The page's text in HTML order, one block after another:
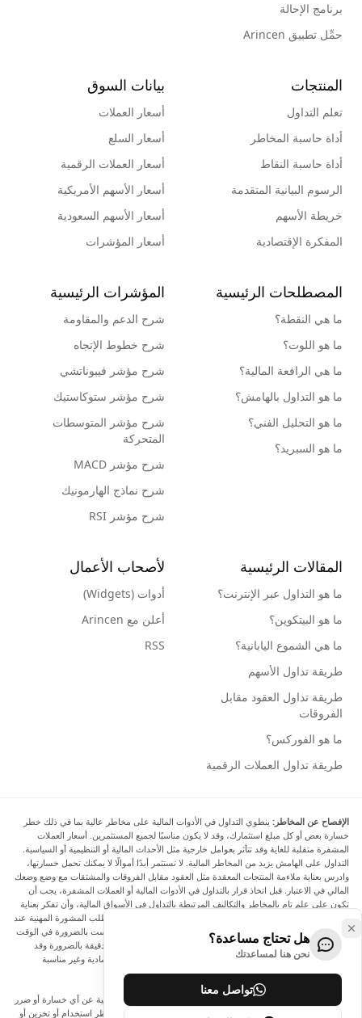
برنامج الإحالة
حمِّل تطبيق Arincen
المنتجات
تعلم التداول
أداة حاسبة المخاطر
أداة حاسبة النقاط
الرسوم البيانية المتقدمة
خريطة الأسهم
المفكرة الإقتصادية
بيانات السوق
أسعار العملات
أسعار السلع
أسعار العملات الرقمية
أسعار الأسهم الأمريكية
أسعار الأسهم السعودية
أسعار المؤشرات
المصطلحات الرئيسية
ما هي النقطة؟
ما هو اللوت؟
ما هي الرافعة المالية؟
ما هو التداول بالهامش؟
ما هو التحليل الفني؟
ما هو السبريد؟
المؤشرات الرئيسية
شرح الدعم والمقاومة
شرح خطوط الإتجاه
شرح مؤشر فيبوناتشي
شرح مؤشر ستوكاستيك
شرح مؤشر المتوسطات
المتحركة
شرح مؤشر MACD
شرح نماذج الهارمونيك
شرح مؤشر RSI
المقالات الرئيسية
ما هو التداول عبر الإنترنت؟
ما هو البيتكوين؟
ما هي الشموع اليابانية؟
طريقة تداول الأسهم
طريقة تداول العقود مقابل
الفروقات
ما هو الفوركس؟
طريقة تداول العملات الرقمية
لأصحاب الأعمال
أدوات (Widgets)
أعلن مع Arincen
RSS
الإفصاح عن المخاطر: ينطوي التداول في الأدوات المالية على مخاطر عالية بما في ذلك خطر
خسارة بعض أو كل مبلغ استثمارك، وقد لا يكون مناسبًا لجميع المستثمرين. أسعار العملات
المشفرة متقلبة للغاية وقد تتأثر بعوامل خارجية مثل الأحداث المالية أو التنظيمية أو السياسية.
التداول على الهامش يزيد من المخاطر المالية. لا تستثمر أبدًا أموالًا لا يمكنك تحمل خسارتها،
وادرس بعناية ملاءمة المنتجات المعقدة مثل العقود مقابل الفروقات والمشتقات مع وضع وضعك
المالي في الاعتبار. قبل اتخاذ قرار بالتداول في الأدوات المالية أو العملات المشفرة، يجب أن
تكون على علم تام بالمخاطر والتكاليف المرتبطة بالتداول في الأسواق المالية، وأن تفكر بعناية
في أهدافك الاستثمارية ومستوى خبرتك ورغبتك في المخاطرة، وأن تطلب المشورة المهنية عند
الحاجة. تود Arincen أن تذكرك بأن البيانات الواردة في هذا الموقع ليست بالضرورة في الوقت
الفعلي وليست دقيقة. البيانات والأسعار الموجودة على الموقع ليست دقيقة بالضرورة وقد
تختلف عن السعر الفعلي في أي سوق معينة، مما يعني أن الأسعار إرشادية وغير مناسبة
لأغراض التداول.
لن يتحمل Arincen وأي مزود للبيانات الواردة في هذا الموقع المسؤولية عن أي خسارة أو ضرر
نتيجة لتداولك، أو اعتمادك على المعلومات الواردة في هذا الموقع. يحظر استخدام أو تخزين أو
هل تحتاج مساعدة؟
نحن هنا لمساعدتك
تواصل معنا